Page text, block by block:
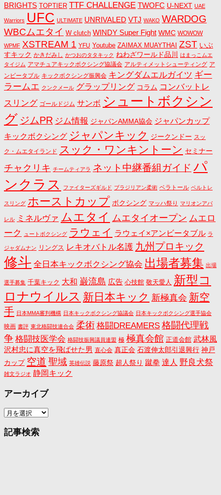
BRIGHTS TOPTIER TTF CHALLENGE TWOFC U-NEXT UAE
Warriors UFC ULTIMATE UNRIVALED VTJ WAKO WARDOG
WBCムエタイ W clutch WINDY Super Fight WMC WOWOW
WPMF XSTREAM 1 YFU Youtube ZAIMAX MUAYTHAI ZST いぶ
すキック かきだみし かつおのタタキック ねわざワールド品川
はまっこムエ
タイジム アマチュアキックボクシング協議会 アルティメットシューティング ア
ンビータブル キックボクシング振興会 キングダムエルガイツ ギー
ラームエ クンクメール グラップリング コラム コンバットレ
スリング ゴールドジム サンボ シュートボクシン
グ ジムPR ジム情報 ジャパンAMMA協会 ジャパンカップ
キックボクシング ジャパンキック ジークンドー スッ
ク・ムエタイランド スック・ワンキントーン セミナー
チャクリキ チームティアラ ネット中継番組ガイド パ
ンクラス
ファイターズギルド ブラジリアン柔術 ベラトール ベルトレ
スリング ホーストカップ ボクシング マッハ祭り マリオンアパ
レル ミネルヴァ ムエタイ ムエタイオープン ムエロ
ーク
ュートボクシング ラウェイ ラウェイ×アンビータブル ラ
ジャダムナン リングス レキオバトル名護 九州プロキック
修斗 全日本キックボクシング協会 出場者募集 出場
選手募集 千葉キック 大和 巌流島 広告 心技館 敬天愛人 新型コ
ロナウイルス 新日本キック 新極真会 新空
手 日本MMA審判機構 日本キックボクシング協議会 日本キックボクシング選手協会
映画 書評 東北格闘技連合会 柔術 格闘DREAMERS 格闘代理戦
争 格闘技医学会 格闘技振興議員連盟 極 極真会館 正道会館 武林風
沢村忠に真空を飛ばせた男 直心会 真正会 石渡伸太郎引退興行 神戸
カップ 空道 聖域 英雄伝説 藤原祭 超人祭り 蹴拳 達人 野良犬祭
雑文ラジオ 静岡キック
アーカイブ
ア
カ
記事検索